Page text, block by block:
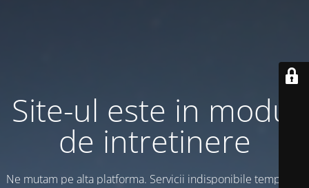
Site-ul este in modul
de intretinere
Ne mutam pe alta platforma. Servicii indisponibile temporar!